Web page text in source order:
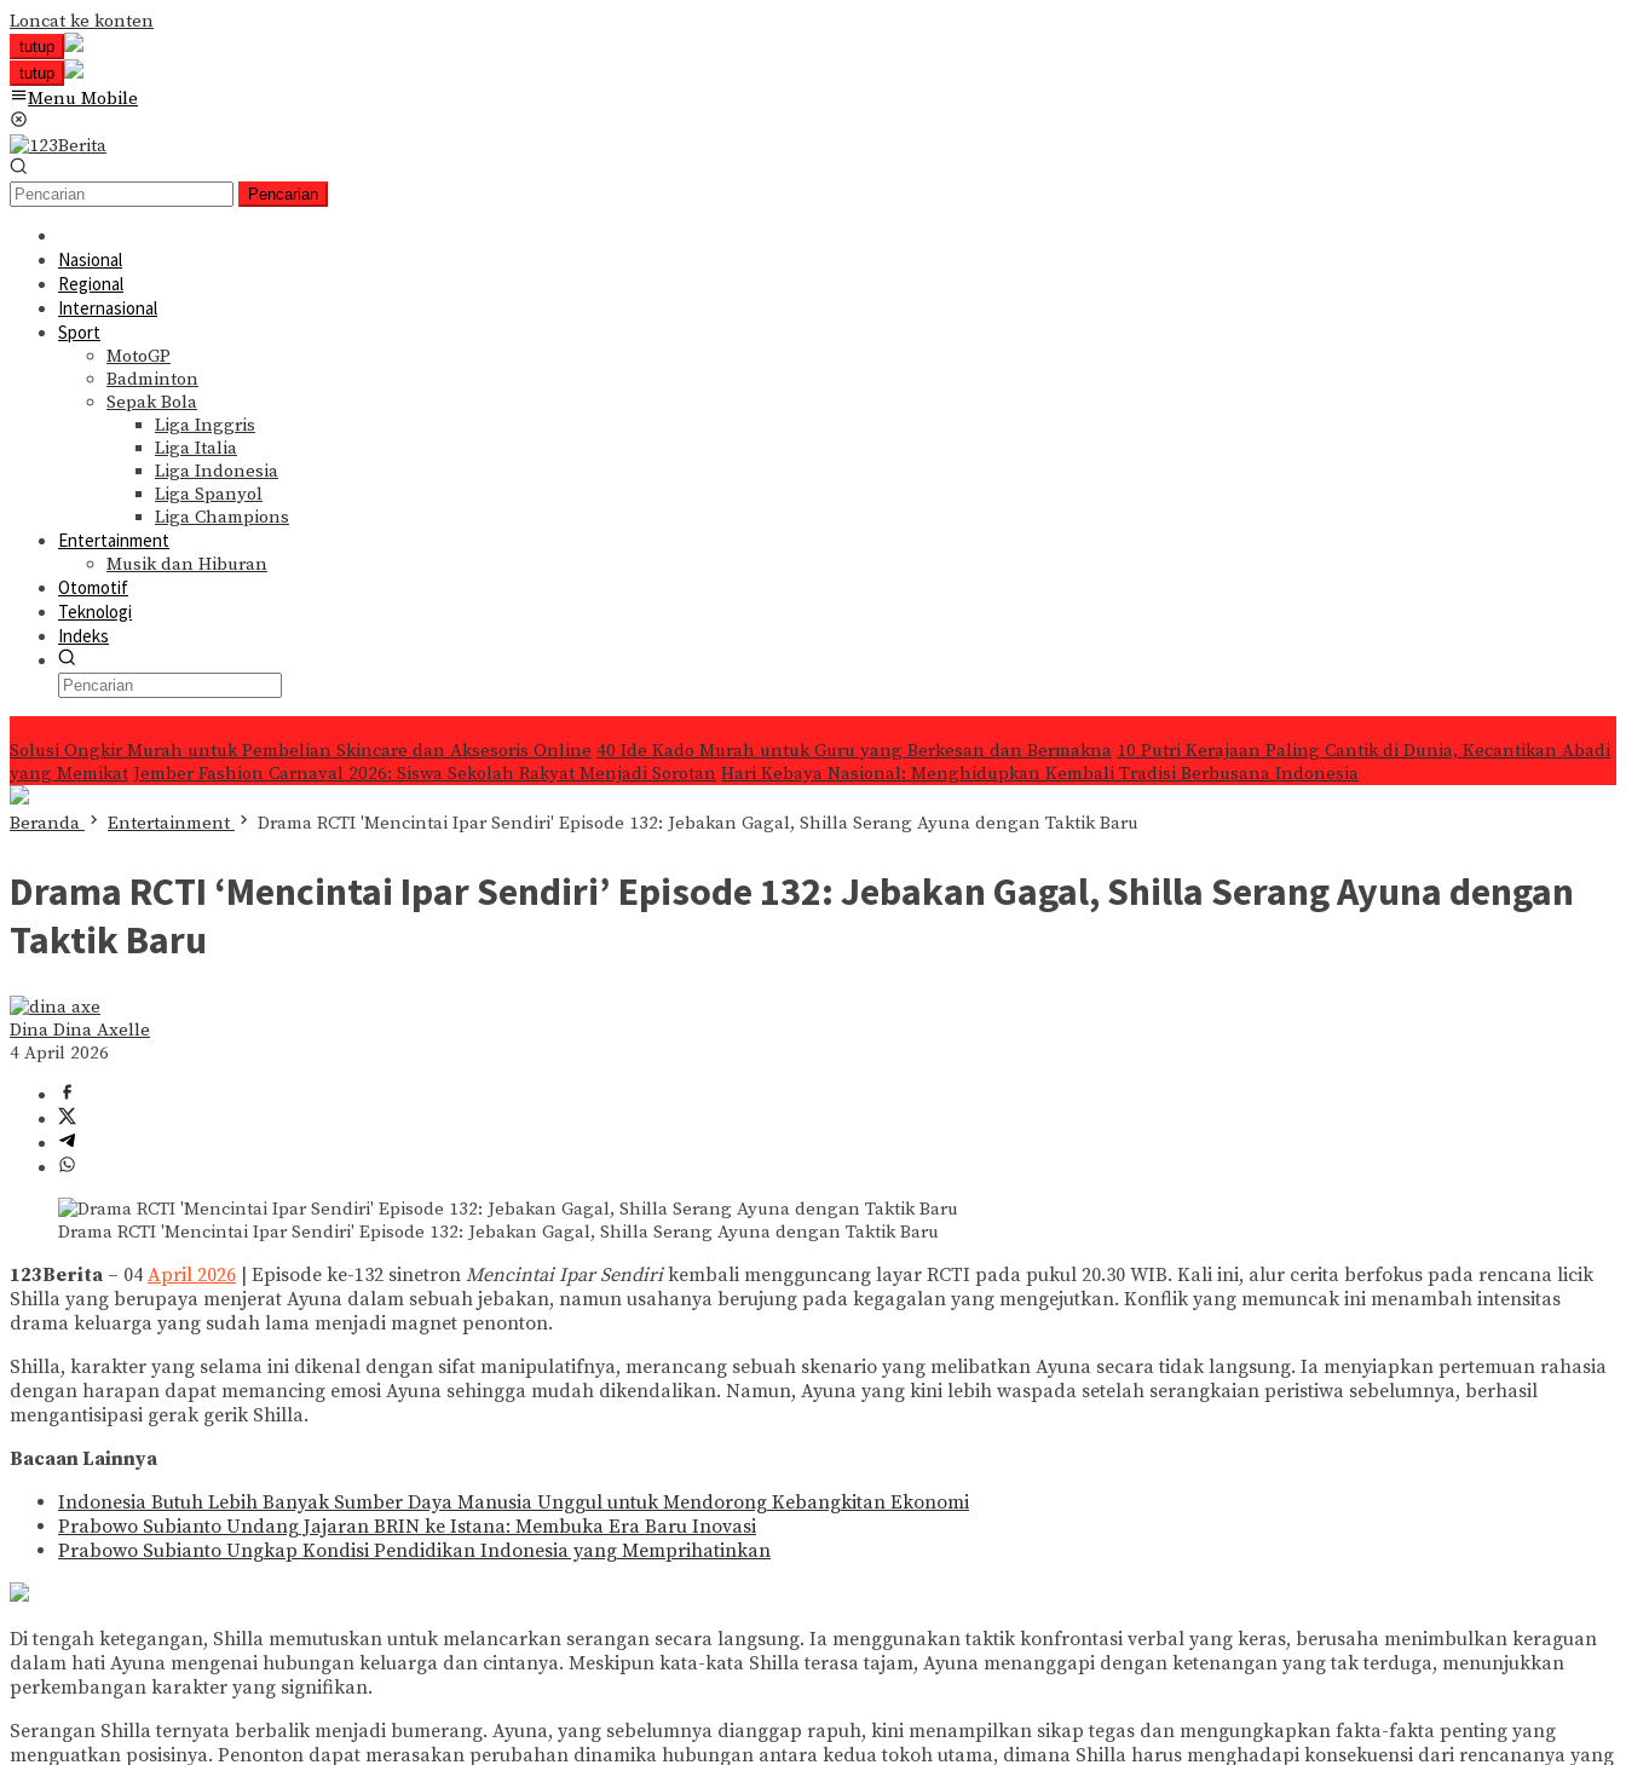
Loncat ke konten
tutup
tutup
Menu Mobile
Pencarian
Nasional
Regional
Internasional
Sport
MotoGP
Badminton
Sepak Bola
Liga Inggris
Liga Italia
Liga Indonesia
Liga Spanyol
Liga Champions
Entertainment
Musik dan Hiburan
Otomotif
Teknologi
Indeks
Solusi Ongkir Murah untuk Pembelian Skincare dan Aksesoris Online 40 Ide Kado Murah untuk Guru yang Berkesan dan Bermakna 10 Putri Kerajaan Paling Cantik di Dunia, Kecantikan Abadi
yang Memikat Jember Fashion Carnaval 2026: Siswa Sekolah Rakyat Menjadi Sorotan Hari Kebaya Nasional: Menghidupkan Kembali Tradisi Berbusana Indonesia
Beranda Entertainment Drama RCTI 'Mencintai Ipar Sendiri' Episode 132: Jebakan Gagal, Shilla Serang Ayuna dengan Taktik Baru
Drama RCTI ‘Mencintai Ipar Sendiri’ Episode 132: Jebakan Gagal, Shilla Serang Ayuna dengan
Taktik Baru
Dina Dina Axelle
4 April 2026
Drama RCTI 'Mencintai Ipar Sendiri' Episode 132: Jebakan Gagal, Shilla Serang Ayuna dengan Taktik Baru
123Berita – 04 April 2026 | Episode ke-132 sinetron Mencintai Ipar Sendirikembali mengguncang layar RCTI pada pukul 20.30 WIB. Kali ini, alur cerita berfokus pada rencana licik
Shilla yang berupaya menjerat Ayuna dalam sebuah jebakan, namun usahanya berujung pada kegagalan yang mengejutkan. Konflik yang memuncak ini menambah intensitas
drama keluarga yang sudah lama menjadi magnet penonton.
Shilla, karakter yang selama ini dikenal dengan sifat manipulatifnya, merancang sebuah skenario yang melibatkan Ayuna secara tidak langsung. Ia menyiapkan pertemuan rahasia
dengan harapan dapat memancing emosi Ayuna sehingga mudah dikendalikan. Namun, Ayuna yang kini lebih waspada setelah serangkaian peristiwa sebelumnya, berhasil
mengantisipasi gerak gerik Shilla.
Bacaan Lainnya
Indonesia Butuh Lebih Banyak Sumber Daya Manusia Unggul untuk Mendorong Kebangkitan Ekonomi
Prabowo Subianto Undang Jajaran BRIN ke Istana: Membuka Era Baru Inovasi
Prabowo Subianto Ungkap Kondisi Pendidikan Indonesia yang Memprihatinkan
Di tengah ketegangan, Shilla memutuskan untuk melancarkan serangan secara langsung. Ia menggunakan taktik konfrontasi verbal yang keras, berusaha menimbulkan keraguan
dalam hati Ayuna mengenai hubungan keluarga dan cintanya. Meskipun kata-kata Shilla terasa tajam, Ayuna menanggapi dengan ketenangan yang tak terduga, menunjukkan
perkembangan karakter yang signifikan.
Serangan Shilla ternyata berbalik menjadi bumerang. Ayuna, yang sebelumnya dianggap rapuh, kini menampilkan sikap tegas dan mengungkapkan fakta-fakta penting yang
menguatkan posisinya. Penonton dapat merasakan perubahan dinamika hubungan antara kedua tokoh utama, dimana Shilla harus menghadapi konsekuensi dari rencananya yang